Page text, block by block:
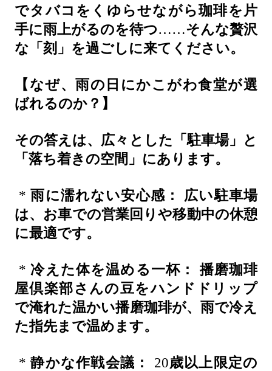
でタバコをくゆらせながら珈琲を片
手に雨上がるのを待つ……そんな贅沢
な「刻」を過ごしに来てください。
【なぜ、雨の日にかこがわ食堂が選
ばれるのか？】
その答えは、広々とした「駐車場」と
「落ち着きの空間」にあります。
*雨に濡れない安心感：
広い駐車場
は、お車での営業回りや移動中の休憩
に最適です。
*冷えた体を温める一杯：
播磨珈琲
屋倶楽部さんの豆をハンドドリップ
で淹れた温かい播磨珈琲が、雨で冷え
た指先まで温めます。
*静かな作戦会議： 20歳以上限定の